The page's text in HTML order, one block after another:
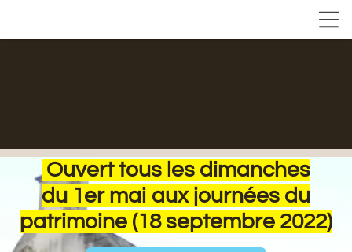
Ouvert tous les dimanches
du 1er mai aux journées du
patrimoine (18 septembre 2022)